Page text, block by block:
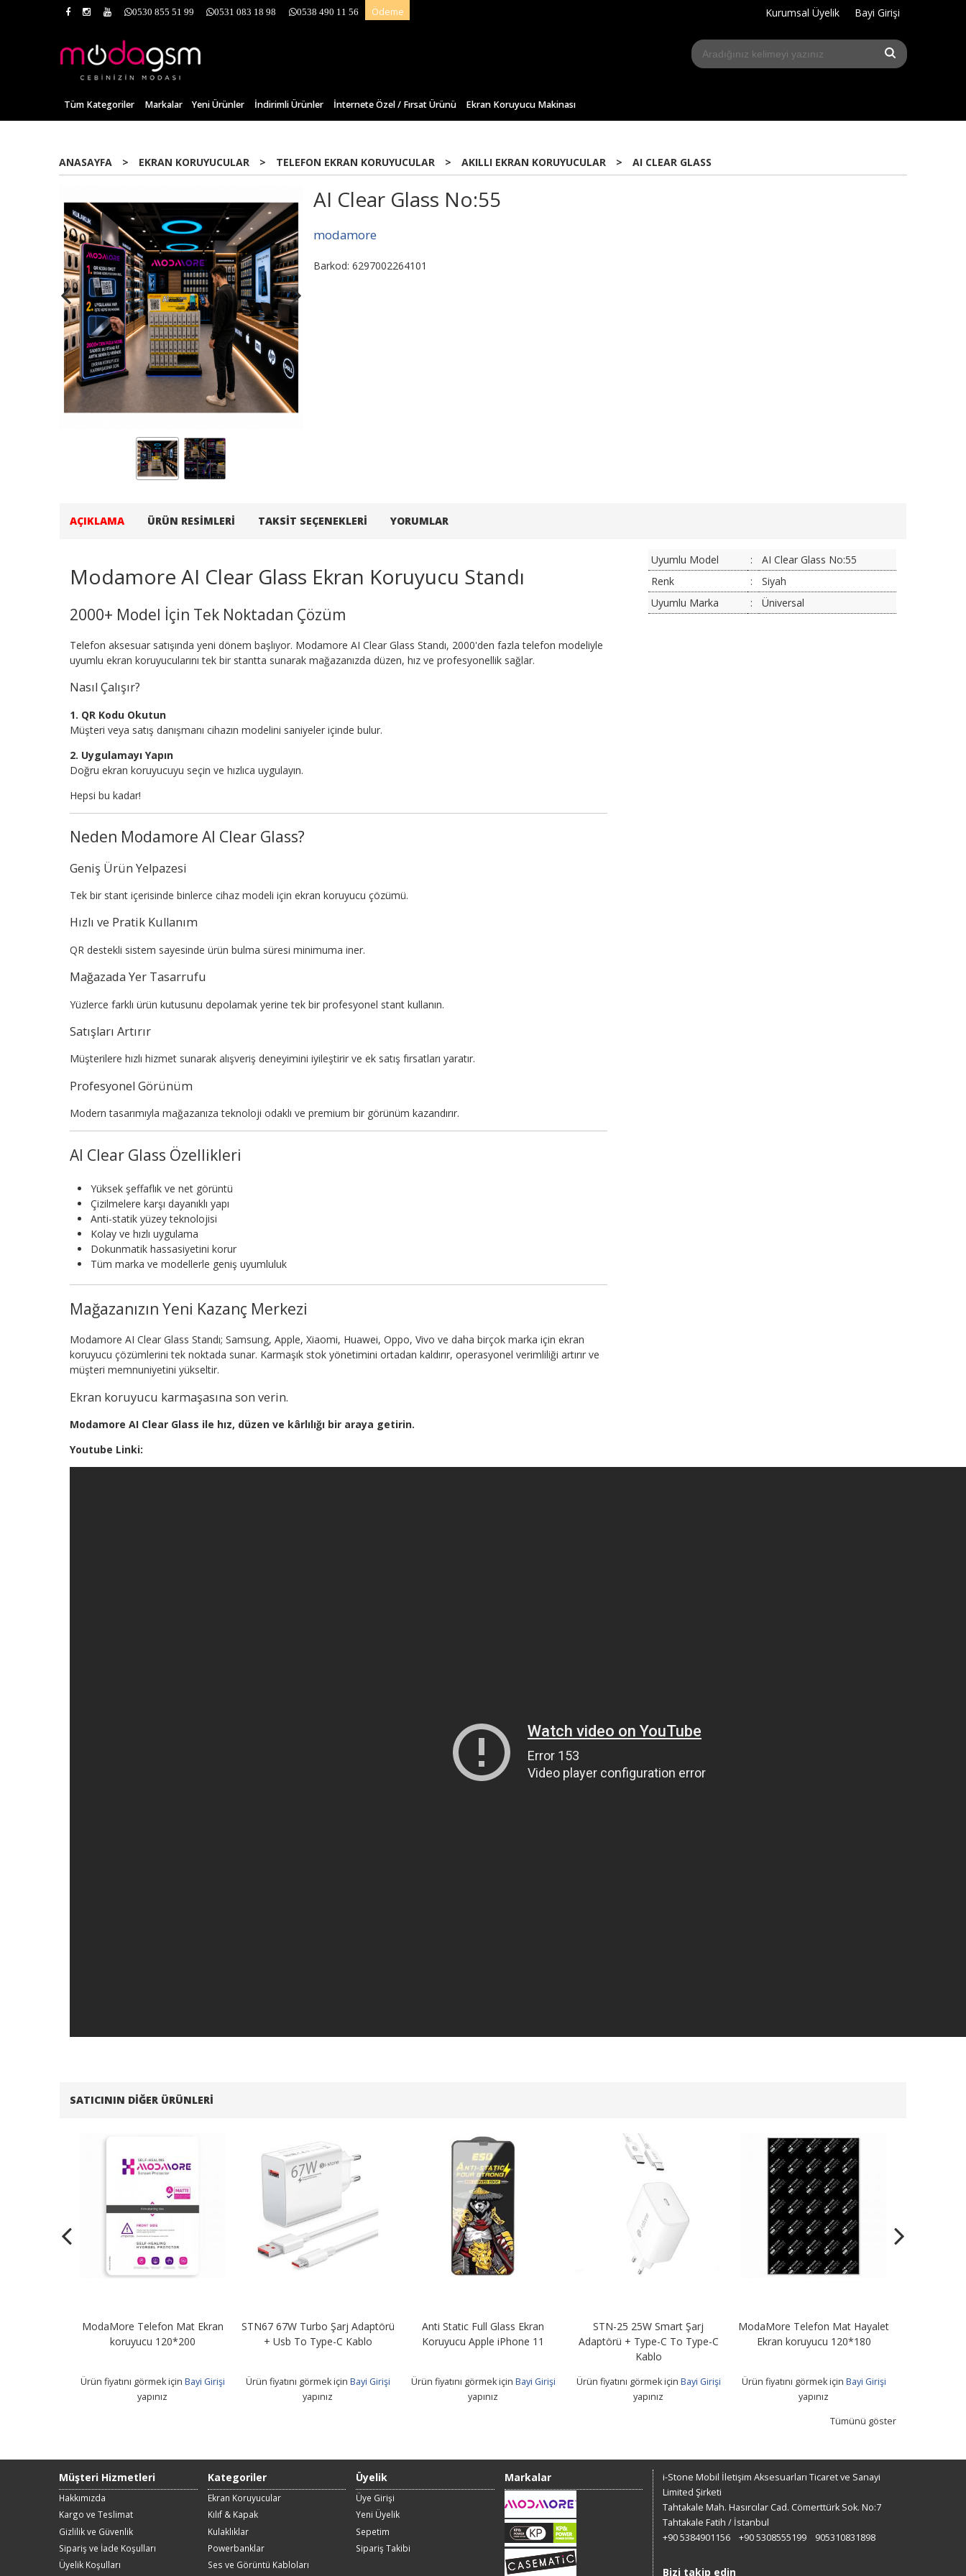
0530 855 51 99 0531 083 18 98 0538 490 11 56 Ödeme Kurumsal Üyelik Bayi Girişi
Tüm Kategoriler Markalar Yeni Ürünler İndirimli Ürünler İnternete Özel / Fırsat Ürünü Ekran Koruyucu Makinası
ANASAYFA > EKRAN KORUYUCULAR > TELEFON EKRAN KORUYUCULAR > AKILLI EKRAN KORUYUCULAR > AI CLEAR GLASS
AI Clear Glass No:55
modamore
Barkod: 6297002264101
AÇIKLAMA ÜRÜN RESIMLERI TAKSIT SEÇENEKLERI YORUMLAR
Modamore AI Clear Glass Ekran Koruyucu Standı
2000+ Model İçin Tek Noktadan Çözüm
Telefon aksesuar satışında yeni dönem başlıyor. Modamore AI Clear Glass Standı, 2000'den fazla telefon modeliyle
uyumlu ekran koruyucularını tek bir stantta sunarak mağazanızda düzen, hız ve profesyonellik sağlar.
Nasıl Çalışır?
1. QR Kodu Okutun
Müşteri veya satış danışmanı cihazın modelini saniyeler içinde bulur.
2. Uygulamayı Yapın
Doğru ekran koruyucuyu seçin ve hızlıca uygulayın.
Hepsi bu kadar!
Neden Modamore AI Clear Glass?
Geniş Ürün Yelpazesi
Tek bir stant içerisinde binlerce cihaz modeli için ekran koruyucu çözümü.
Hızlı ve Pratik Kullanım
QR destekli sistem sayesinde ürün bulma süresi minimuma iner.
Mağazada Yer Tasarrufu
Yüzlerce farklı ürün kutusunu depolamak yerine tek bir profesyonel stant kullanın.
Satışları Artırır
Müşterilere hızlı hizmet sunarak alışveriş deneyimini iyileştirir ve ek satış fırsatları yaratır.
Profesyonel Görünüm
Modern tasarımıyla mağazanıza teknoloji odaklı ve premium bir görünüm kazandırır.
AI Clear Glass Özellikleri
Yüksek şeffaflık ve net görüntü
Çizilmelere karşı dayanıklı yapı
Anti-statik yüzey teknolojisi
Kolay ve hızlı uygulama
Dokunmatik hassasiyetini korur
Tüm marka ve modellerle geniş uyumluluk
Mağazanızın Yeni Kazanç Merkezi
Modamore AI Clear Glass Standı; Samsung, Apple, Xiaomi, Huawei, Oppo, Vivo ve daha birçok marka için ekran
koruyucu çözümlerini tek noktada sunar. Karmaşık stok yönetimini ortadan kaldırır, operasyonel verimliliği artırır ve
müşteri memnuniyetini yükseltir.
Ekran koruyucu karmaşasına son verin.
Modamore AI Clear Glass ile hız, düzen ve kârlılığı bir araya getirin.
Youtube Linki:
Uyumlu Model :
AI Clear Glass No:55
Renk
:
Siyah
Uyumlu Marka
: Üniversal
SATICININ DIĞER ÜRÜNLERI
STN67 67W Turbo Şarj Adaptörü
+ Usb To Type-C Kablo
Ürün fiyatını görmek için Bayi Girişi
yapınız
Anti Static Full Glass Ekran
Koruyucu Apple iPhone 11
Ürün fiyatını görmek için Bayi Girişi
yapınız
STN-25 25W Smart Şarj
Adaptörü + Type-C To Type-C
Ürün fiyatını görmek için Bayi Girişi
yapınız
ModaMore Telefon Mat Hayalet
Ekran koruyucu 120*180
Ürün fiyatını görmek için Bayi Girişi
yapınız
KA-19T 15W Hızlı Şarj Adaptörü
+ Type-C USB Kablo
Ürün fiyatını görmek için Bayi Girişi
yapınız
Tümünü göster
Müşteri Hizmetleri
Hakkımızda
Kargo ve Teslimat
Gizlilik ve Güvenlik
Sipariş ve İade Koşulları
Üyelik Koşulları
Kategoriler
Ekran Koruyucular
Kılıf & Kapak
Kulaklıklar
Powerbanklar
Ses ve Görüntü Kabloları
Üyelik
Üye Girişi
Yeni Üyelik
Sepetim
Sipariş Takibi
Markalar
i-Stone Mobil İletişim Aksesuarları Ticaret ve Sanayi
Limited Şirketi
Tahtakale Mah. Hasırcılar Cad. Cömerttürk Sok. No:7
Tahtakale Fatih / İstanbul
+90 5384901156
+90 5308555199 905310831898
Bizi takip edin